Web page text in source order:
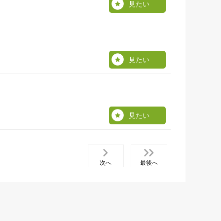
見たい
見たい
見たい
次へ 最後へ